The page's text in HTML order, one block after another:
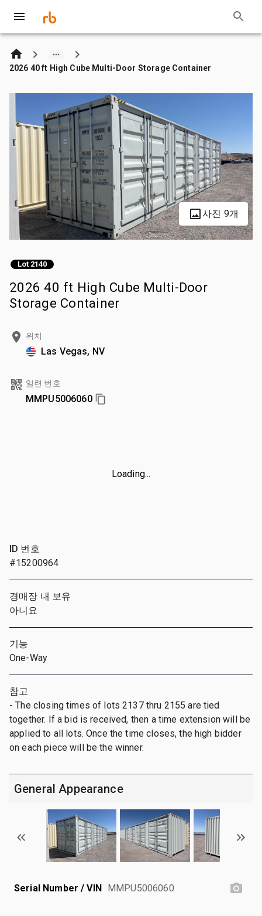
2026 40 ft High Cube Multi-Door Storage Container
사진 9개
Lot 2140
2026 40 ft High Cube Multi-Door
Storage Container
위치
Las Vegas, NV
일련 번호
MMPU5006060
Loading...
ID 번호
#15200964
경매장 내 보유
아니요
기능
One-Way
참고
- The closing times of lots 2137 thru 2155 are tied
together. If a bid is received, then a time extension will be
applied to all lots. Once the time closes, the high bidder
on each piece will be the winner.
General Appearance
Serial Number / VIN MMPU5006060